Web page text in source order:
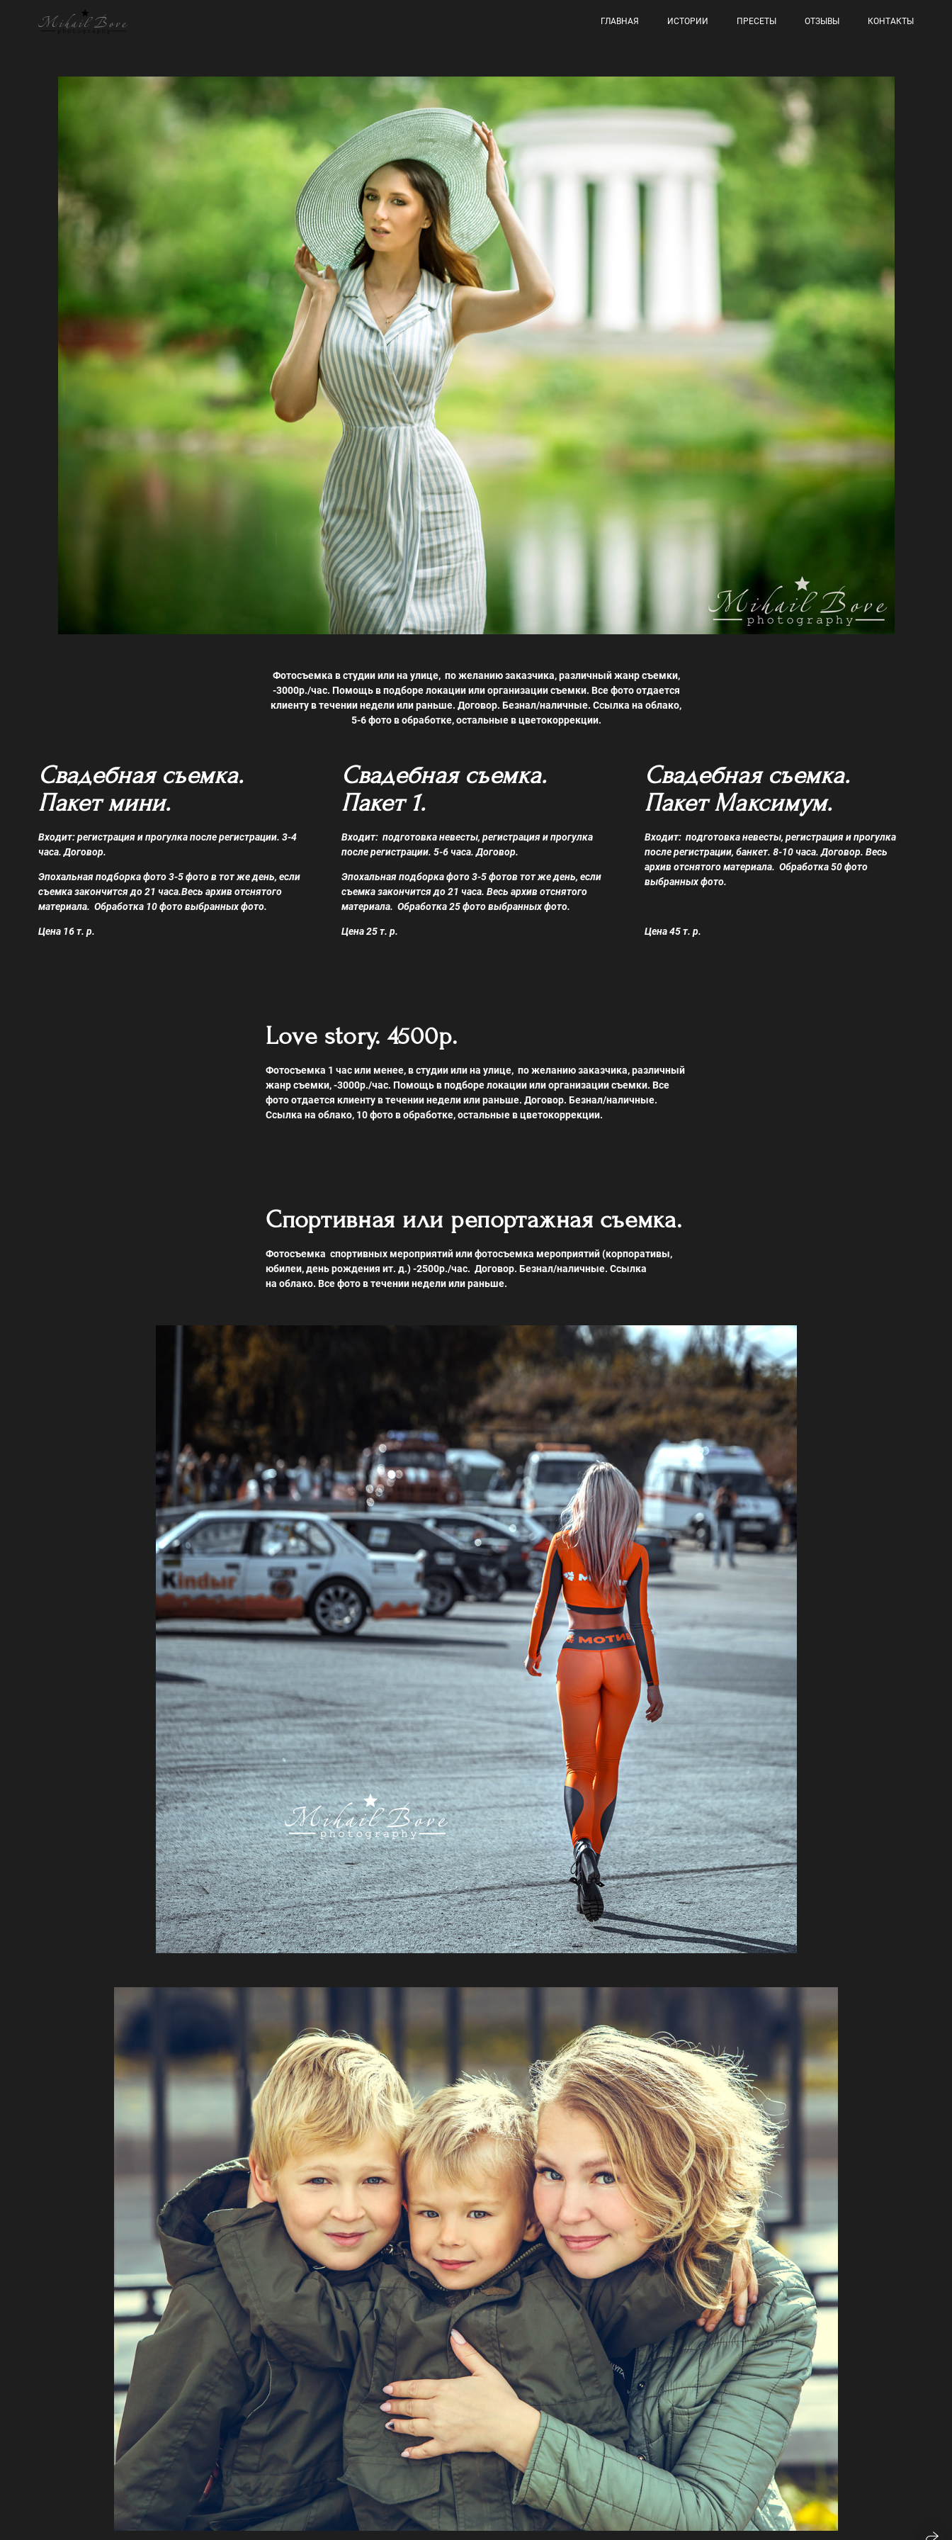
ГЛАВНАЯ ИСТОРИИ ПРЕСЕТЫ ОТЗЫВЫ КОНТАКТЫ
Фотосъемка в студии или на улице, по желанию заказчика,различный жанр съемки,
-3000р./час. Помощь в подборе локации или организации съемки. Все фото отдается
клиенту в течении недели или раньше. Договор. Безнал/наличные. Ссылка на облако,
5-6 фото в обработке, остальные в цветокоррекции.
Свадебная съемка.
Пакет мини.
Входит: регистрация и прогулка после регистрации. 3-4
часа. Договор.
Эпохальная подборка фото 3-5 фото в тот же день, если
съемка закончится до 21 часа.Весь архив отснятого
материала. Обработка 10 фото выбранных фото.
Цена 16 т. р.
Свадебная съемка.
Пакет 1.
Входит: подготовка невесты, регистрация и прогулка
после регистрации. 5-6 часа. Договор.
Эпохальная подборка фото 3-5 фотов тот же день, если
съемка закончится до 21 часа. Весь архив отснятого
материала. Обработка 25 фото выбранных фото.
Цена 25 т. р.
Свадебная съемка.
Пакет Максимум.
Входит: подготовка невесты, регистрация и прогулка
после регистрации, банкет. 8-10 часа. Договор. Весь
архив отснятого материала. Обработка 50 фото
выбранных фото.
Цена 45 т. р.
Love story. 4500р.
Фотосъемка 1 час или менее, в студии или на улице, по желанию заказчика,различный
жанр съемки, -3000р./час. Помощь в подборе локации или организации съемки. Все
фото отдается клиенту в течении недели или раньше. Договор. Безнал/наличные.
Ссылка на облако, 10 фото в обработке, остальные в цветокоррекции.
Спортивная или репортажная съемка.
Фотосъемка спортивных мероприятий или фотосъемка мероприятий (корпоративы,
юбилеи, день рождения ит. д.)-2500р./час. Договор. Безнал/наличные. Ссылка
на облако. Все фото в течении недели или раньше.